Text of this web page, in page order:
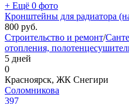
+ Ещё 0 фото
Кронштейны для радиатора
800 руб.
Строительство и ремонт/
отопления,
5 дней
0
Красноярск, ЖК Снегири
Соломникова
397